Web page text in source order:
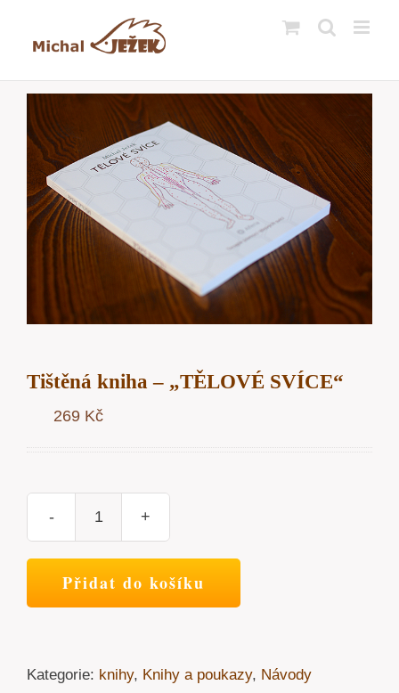
Tištěná kniha – „TĚLOVÉ SVÍCE“
269 Kč
Tištěná
-
Přidat do košíku
Kategorie: knihy, Knihy a poukazy, Návody